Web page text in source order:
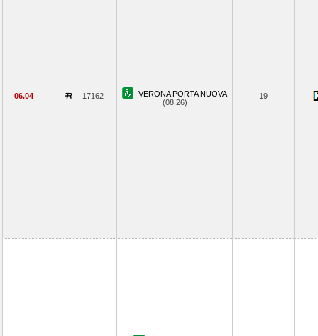
06.04 17162
VERONA PORTA NUOVA
(08.26)
19